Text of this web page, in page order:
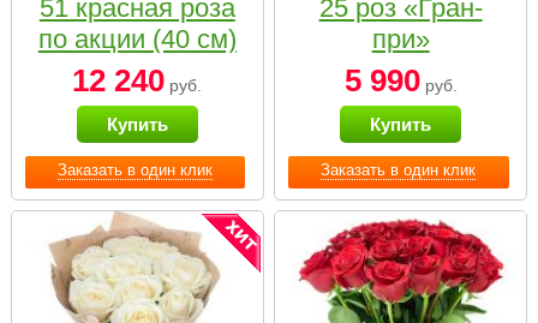
Заказать в один клик
51 красная роза
по акции (40 см)
12 240 руб.
Купить
Заказать в один клик
25 роз «Гран-
при»
5 990руб.
Купить